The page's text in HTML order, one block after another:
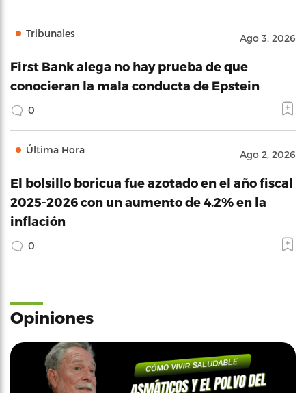
Tribunales Ago 3, 2026
First Bank alega no hay prueba de que
conocieran la mala conducta de Epstein
0
Última Hora Ago 2, 2026
El bolsillo boricua fue azotado en el año fiscal
2025-2026 con un aumento de 4.2% en la
inflación
0
Opiniones